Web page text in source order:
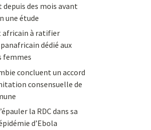
depuis des mois avant
une étude
africain à ratifier
dédié aux
femmes
concluent un accord
consensuelle de
la RDC dans sa
d’Ebola